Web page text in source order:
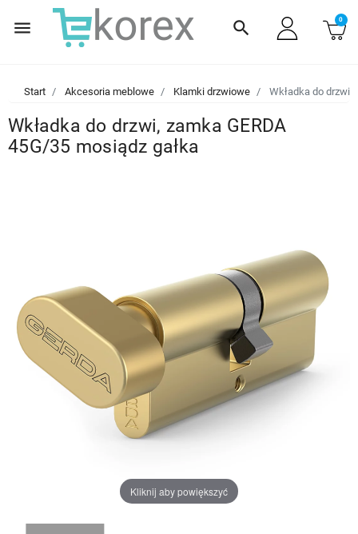
menu search 0
Start Akcesoria meblowe Klamki drzwiowe Wkładka do drzwi,
Wkładka do drzwi, zamka GERDA
45G/35 mosiądz gałka
Kliknij aby powiększyć